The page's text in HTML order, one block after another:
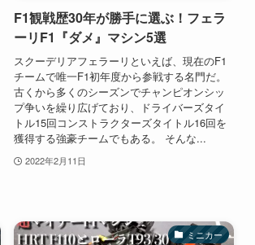
F1観戦歴30年が勝手に選ぶ！フェラ
ーリF1『ダメ』マシン5選
スクーデリアフェラーリといえば、現在のF1
チームで唯一F1初年度から参戦する名門だ。
古くから多くのシーズンでチャンピオンシッ
プ争いを繰り広げており、ドライバーズタイ
トル15回コンストラクターズタイトル16回を
獲得する強豪チームでもある。 そんな...
2022年2月11日
ミニカー